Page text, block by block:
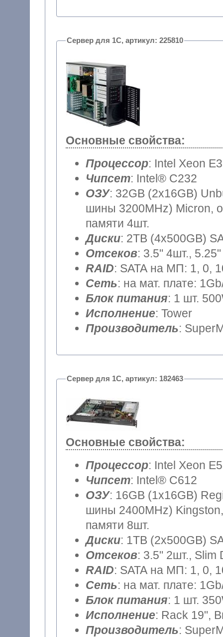
Сервер для 1С, артикул: 225810
Основные свойства:
Процессор: Intel Xeon
Чипсет: Intel® C232
ОЗУ: 32GB (2x16GB)
шины 3200MHz) Micron,
памяти 4шт.
Диски: 2TB (4x500GB)
Отсеков: 3.5" 4шт.,
RAID: SATA на МП: 1, 0,
Сеть: на мат. плате:
Блок питания: 1 шт.
Исполнение: Tower
Производитель:
Сервер для 1С, артикул: 182463
Основные свойства:
Процессор: Intel Xeon
Чипсет: Intel® C612
ОЗУ: 16GB (1x16GB)
шины 2400MHz)
памяти 8шт.
Диски: 1TB (2x500GB)
Отсеков: 3.5" 2шт., Slim
RAID: SATA на МП: 1, 0,
Сеть: на мат. плате:
Блок питания: 1 шт.
Исполнение: Rack 19",
Производитель: